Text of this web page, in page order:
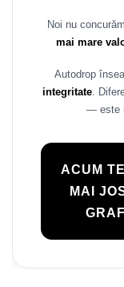
Rame adaptoare Kia
Rame adaptoare
Rame adaptoare
Rame adaptoare
Rame adaptoare
Noi nu
mai mare
Autodrop
integritate.
— este
ACUM
MAI